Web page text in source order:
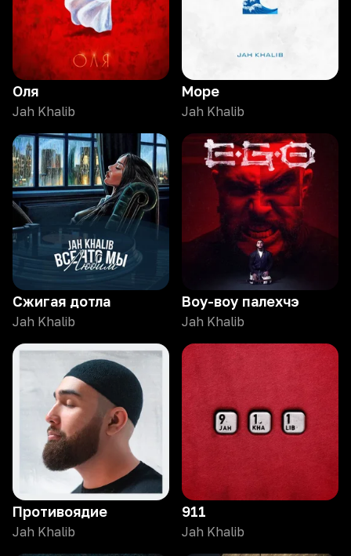
Оля
Jah Khalib
Море
Jah Khalib
Сжигая дотла
Jah Khalib
Воу-воу палехчэ
Jah Khalib
Противоядие
Jah Khalib
911
Jah Khalib